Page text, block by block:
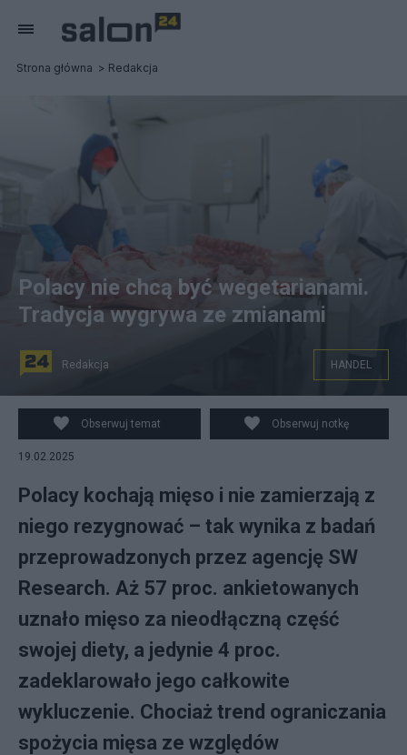
Strona główna Redakcja
Fot: Mark Stebnicki/Pexels
Polacy nie chcą być wegetarianami.
Tradycja wygrywa ze zmianami
Redakcja HANDEL
Obserwuj temat Obserwuj notkę
19.02.2025
Polacy kochają mięso i nie zamierzają z
niego rezygnować – tak wynika z badań
przeprowadzonych przez agencję SW
Research. Aż 57 proc. ankietowanych
uznało mięso za nieodłączną część
swojej diety, a jedynie 4 proc.
zadeklarowało jego całkowite
wykluczenie. Chociaż trend ograniczania
spożycia mięsa ze względów